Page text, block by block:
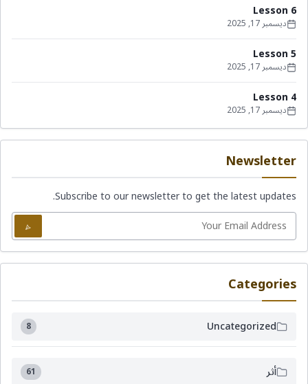
Lesson 6
ديسمبر 17, 2025
Lesson 5
ديسمبر 17, 2025
Lesson 4
ديسمبر 17, 2025
Newsletter
Subscribe to our newsletter to get the latest updates.
Categories
Uncategorized
8
أثر 61